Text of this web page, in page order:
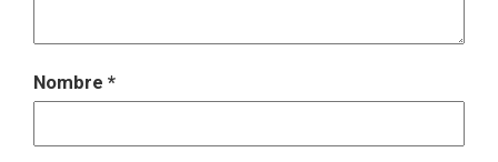
Nombre *